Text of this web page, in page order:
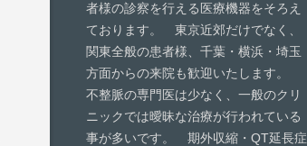
者様の診察を行える医療機器をそろえ
ております。 東京近郊だけでなく、
関東全般の患者様、千葉・横浜・埼玉
方面からの来院も歓迎いたします。
不整脈の専門医は少なく、一般のクリ
ニックでは曖昧な治療が行われている
事が多いです。 期外収縮・QT延長症